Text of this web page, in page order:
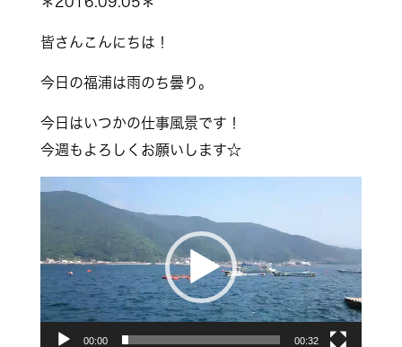
皆さんこんにちは！
今日の福浦は雨のち曇り。
今日はいつかの仕事風景です！
今週もよろしくお願いします☆
動
レ
ー
ヤ
00:00 00:32